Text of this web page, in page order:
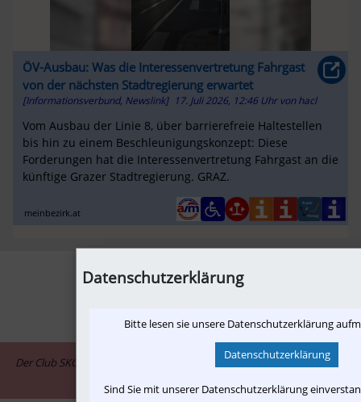
ÖV-Ausbau: Was die Interessenvertretung Fahrgast
von der nächsten Stadtregierung erwartet
[Informationsverbund, Newslink] 17. Juli 2026, 12:46 Uhr vonhacl
Vom Ausbau der Linie 8, über barrierefreie Haltestellen
bis hin zu einem Beschleunigungskonzept: Diese
Forderungen hat die Interessenvertretung Fahrgast an die
künftige Grazer Stadtregierung. GRAZ.
meinbezirk.at
1 2 3 › +10
Der Club SKGLB ist assoziiertes Mitglied im Informationsnetzwerk "in-
Datenschutzerklärung
Bitte lesen sie unsere Datenschutzerklärung
Datenschutzerklärung
Sind Sie mit unserer Datenschutzerklärung